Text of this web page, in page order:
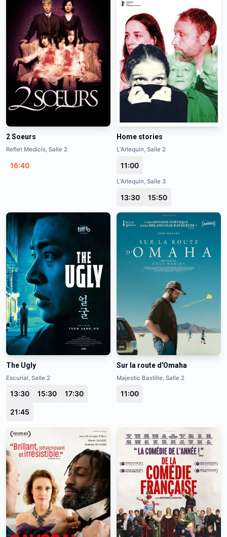
2 Soeurs
Reflet Medicis, Salle 2
16:40
Home stories
L'Arlequin, Salle 2
11:00
L'Arlequin, Salle 3
13:30 15:50
The Ugly
Escurial, Salle 2
13:30 15:30 17:30
21:45
Sur la route d'Omaha
Majestic Bastille, Salle 2
11:00